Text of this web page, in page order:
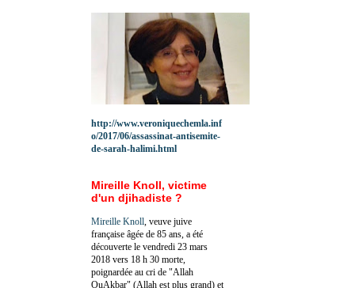
http://www.veroniquechemla.inf
o/2017/06/assassinat-antisemite-
de-sarah-halimi.html
Mireille Knoll, victime
d'un djihadiste ?
Mireille Knoll , veuve juive
française âgée de 85 ans, a été
découverte le vendredi 23 mars
2018 vers 18 h 30 morte,
poignardée au cri de "Allah
OuAkbar" (Allah est plus grand) et